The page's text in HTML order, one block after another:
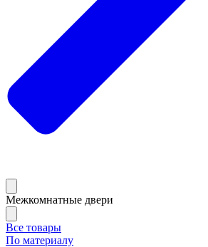
Межкомнатные двери
Все товары
По материалу